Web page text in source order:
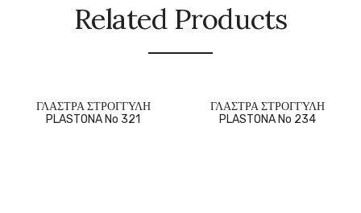
Related Products
ΓΛΑΣΤΡΑ ΣΤΡΟΓΓΥΛΗ
PLASTONA No 321
ΓΛΑΣΤΡΑ ΣΤΡΟΓΓΥΛΗ
PLASTONA No 234